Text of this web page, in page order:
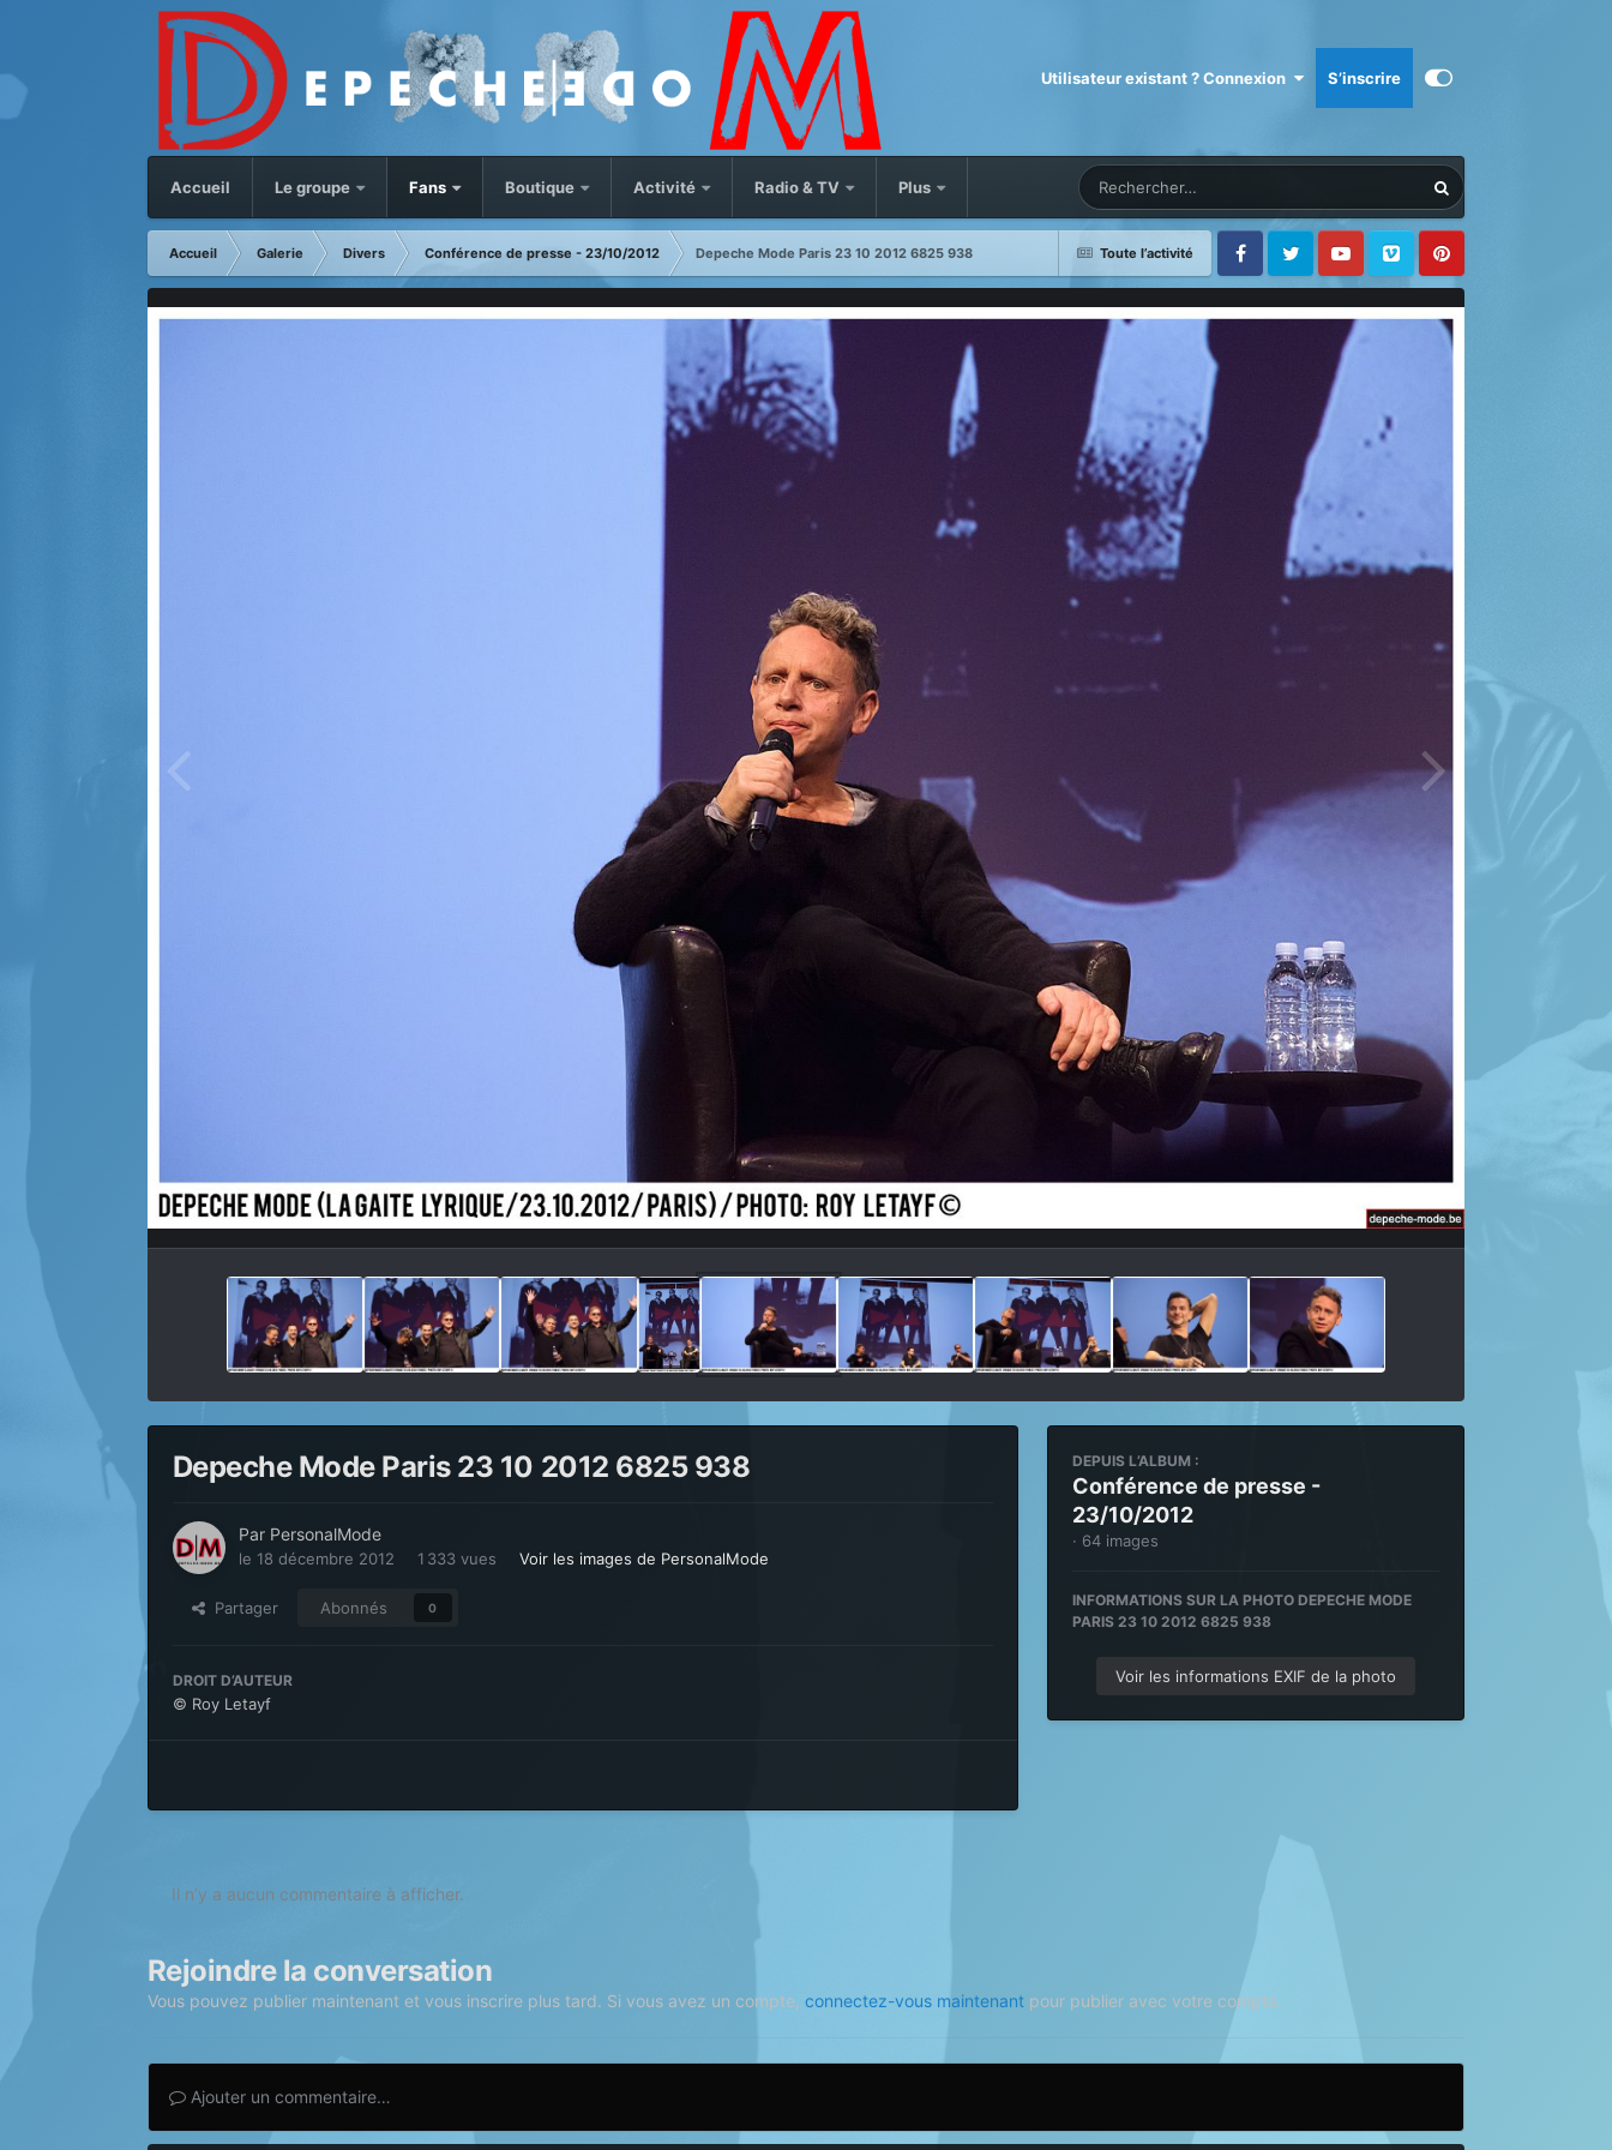
Utilisateur existant ? Connexion S’inscrire
Accueil Le groupe Fans Boutique Activité Radio & TV Plus
Toute l’activité
Accueil Galerie Divers Conférence de presse - 23/10/2012
Depeche Mode Paris 23 10 2012 6825 938
FacebookTwitter Youtube Vimeo Pinterest
Outils des images
Depeche Mode Paris 23 10 2012 6825 938
Par PersonalMode
le 18 décembre 2012 1 333 vues Voir les images de PersonalMode
Partager Abonnés 0
DROIT D’AUTEUR
© Roy Letayf
DEPUIS L’ALBUM :
Conférence de presse -
23/10/2012
· 64 images
INFORMATIONS SUR LA PHOTO DEPECHE MODE
PARIS 23 10 2012 6825 938
Voir les informations EXIF de la photo
Il n’y a aucun commentaire à afficher.
Rejoindre la conversation
Vous pouvez publier maintenant et vous inscrire plus tard. Si vous avez un compte, connectez-vous maintenantpour publier avec votre compte.
Ajouter un commentaire…